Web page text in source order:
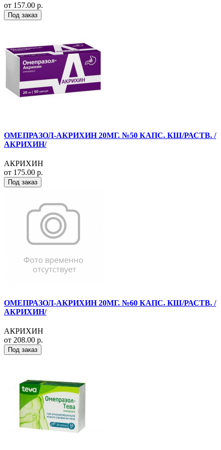
от 157.00 р.
Под заказ
ОМЕПРАЗОЛ-АКРИХИН 20МГ. №50 КАПС. КШ/РАСТВ. /
АКРИХИН/
АКРИХИН
от 175.00 р.
Под заказ
ОМЕПРАЗОЛ-АКРИХИН 20МГ. №60 КАПС. КШ/РАСТВ. /
АКРИХИН/
АКРИХИН
от 208.00 р.
Под заказ